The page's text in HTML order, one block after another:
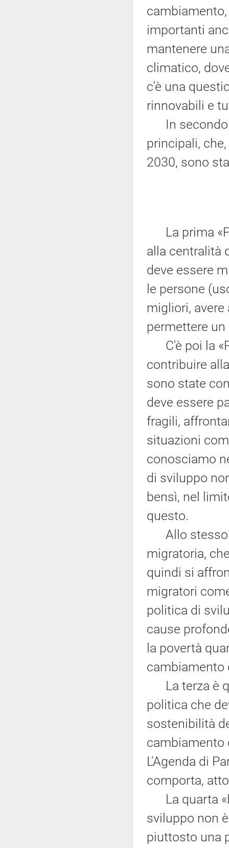
importanti
mantenere
climatico,
c'è una
rinnovabili e
In secondo
principali,
2030, sono
La prima
alla centralità
deve essere
le persone
migliori,
permettere
C'è poi la
contribuire
sono state
deve essere
fragili,
situazioni
conosciamo
di sviluppo
bensì, nel
questo.
Allo stesso
migratoria,
quindi si
migratori
politica di
cause
la povertà
cambiamento
La terza è
politica che
sostenibilità
cambiamento
L'Agenda di
comporta,
La quarta
sviluppo non
piuttosto una